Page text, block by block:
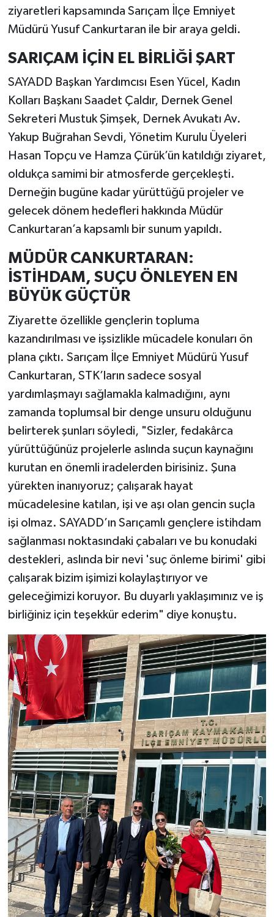
ziyaretleri kapsamında Sarıçam İlçe Emniyet
Müdürü Yusuf Cankurtaran ile bir araya geldi.
SARIÇAM İÇİN EL BİRLİĞİ ŞART
SAYADD Başkan Yardımcısı Esen Yücel, Kadın
Kolları Başkanı Saadet Çaldır, Dernek Genel
Sekreteri Mustuk Şimşek, Dernek Avukatı Av.
Yakup Buğrahan Sevdi, Yönetim Kurulu Üyeleri
Hasan Topçu ve Hamza Çürük’ün katıldığı ziyaret,
oldukça samimi bir atmosferde gerçekleşti.
Derneğin bugüne kadar yürüttüğü projeler ve
gelecek dönem hedefleri hakkında Müdür
Cankurtaran’a kapsamlı bir sunum yapıldı.
MÜDÜR CANKURTARAN:
İSTİHDAM, SUÇU ÖNLEYEN EN
BÜYÜK GÜÇTÜR
Ziyarette özellikle gençlerin topluma
kazandırılması ve işsizlikle mücadele konuları ön
plana çıktı. Sarıçam İlçe Emniyet Müdürü Yusuf
Cankurtaran, STK’ların sadece sosyal
yardımlaşmayı sağlamakla kalmadığını, aynı
zamanda toplumsal bir denge unsuru olduğunu
belirterek şunları söyledi, "Sizler, fedakârca
yürüttüğünüz projelerle aslında suçun kaynağını
kurutan en önemli iradelerden birisiniz. Şuna
yürekten inanıyoruz; çalışarak hayat
mücadelesine katılan, işi ve aşı olan gencin suçla
işi olmaz. SAYADD’ın Sarıçamlı gençlere istihdam
sağlanması noktasındaki çabaları ve bu konudaki
destekleri, aslında bir nevi 'suç önleme birimi' gibi
çalışarak bizim işimizi kolaylaştırıyor ve
geleceğimizi koruyor. Bu duyarlı yaklaşımınız ve iş
birliğiniz için teşekkür ederim" diye konuştu.